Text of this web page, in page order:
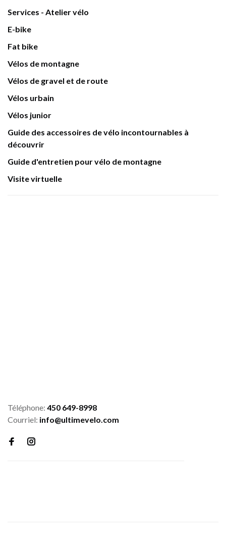
Services - Atelier vélo
E-bike
Fat bike
Vélos de montagne
Vélos de gravel et de route
Vélos urbain
Vélos junior
Guide des accessoires de vélo incontournables à
découvrir
Guide d'entretien pour vélo de montagne
Visite virtuelle
Téléphone: 450 649-8998
Courriel: info@ultimevelo.com